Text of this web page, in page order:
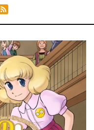
フィード